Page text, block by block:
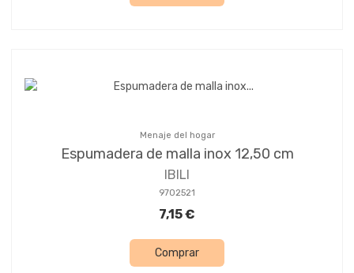
Menaje del hogar
Espumadera de malla inox 12,50 cm
IBILI
9702521
7,15 €
Comprar